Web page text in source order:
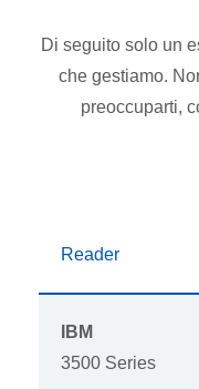
Di seguito solo un
che gestiamo.
preoccuparti,
Reader
IBM
3500 Series